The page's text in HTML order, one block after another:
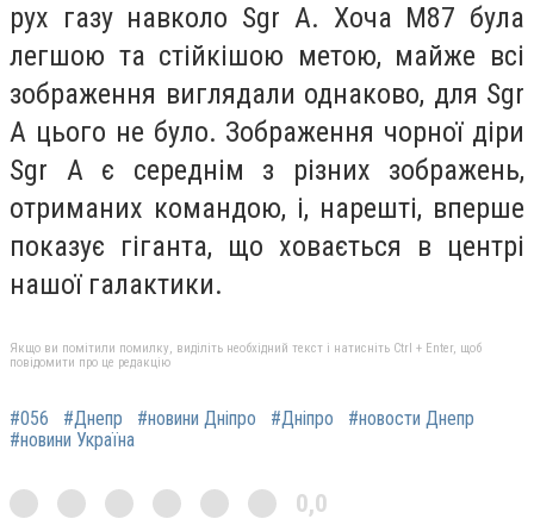
рух газу навколо Sgr A. Хоча M87 була
легшою та стійкішою метою, майже всі
зображення виглядали однаково, для Sgr
A цього не було. Зображення чорної діри
Sgr A є середнім з різних зображень,
отриманих командою, і, нарешті, вперше
показує гіганта, що ховається в центрі
нашої галактики.
Якщо ви помітили помилку, виділіть необхідний текст і натисніть Ctrl + Enter, щоб
повідомити про це редакцію
#056 #Днепр #новини Дніпро #Дніпро
#новости Днепр
#новини Україна
0,0